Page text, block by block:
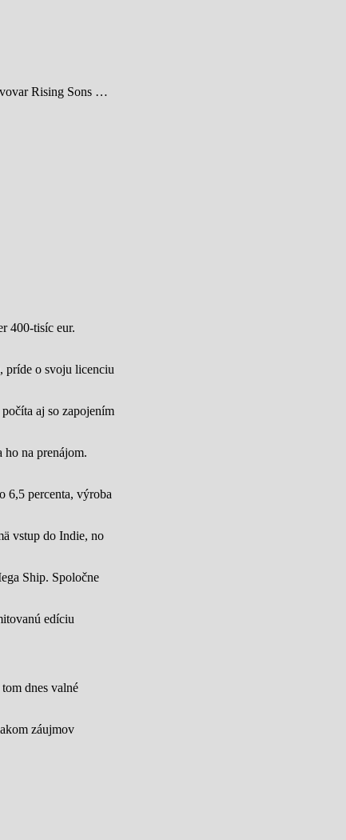
Rising Sons …
400-tisíc eur.
príde o svoju licenciu
aj so zapojením
ho na prenájom.
6,5 percenta, výroba
vstup do Indie, no
Ship. Spoločne
edíciu
dnes valné
záujmov